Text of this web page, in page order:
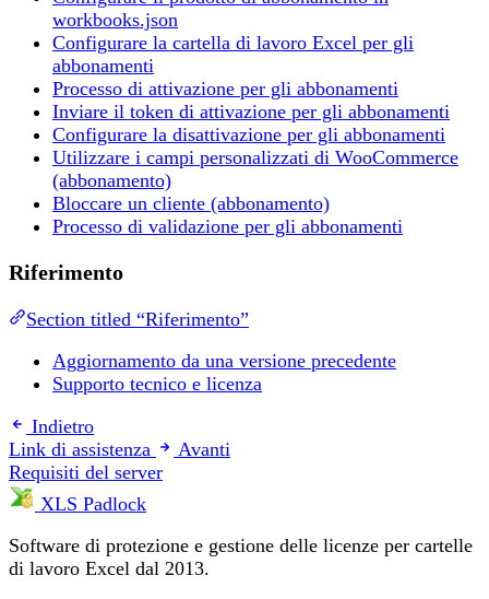
workbooks.json
Configurare la cartella di lavoro Excel per gli
abbonamenti
Processo di attivazione per gli abbonamenti
Inviare il token di attivazione per gli abbonamenti
Configurare la disattivazione per gli abbonamenti
Utilizzare i campi personalizzati di WooCommerce
(abbonamento)
Bloccare un cliente (abbonamento)
Processo di validazione per gli abbonamenti
Riferimento
Section titled “Riferimento”
Aggiornamento da una versione precedente
Supporto tecnico e licenza
Indietro
Link di assistenza
Avanti
Requisiti del server
XLS Padlock
Software di protezione e gestione delle licenze per cartelle
di lavoro Excel dal 2013.